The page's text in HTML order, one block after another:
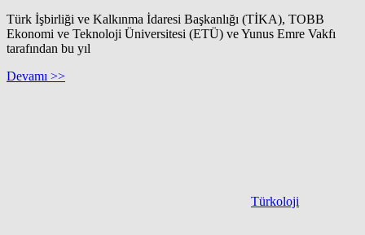
Türk İşbirliği ve Kalkınma İdaresi Başkanlığı (TİKA), TOBB
Ekonomi ve Teknoloji Üniversitesi (ETÜ) ve Yunus Emre Vakfı
tarafından bu yıl
Devamı >>
Türkoloji